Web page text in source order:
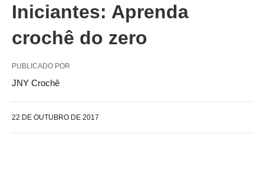
Iniciantes: Aprenda
crochê do zero
PUBLICADO POR
JNY Crochê
22 DE OUTUBRO DE 2017